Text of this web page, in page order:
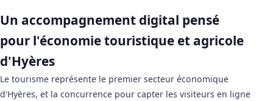
Un accompagnement digital pensé
pour l'économie touristique et agricole
d'Hyères
Le tourisme représente le premier secteur économique
d'Hyères, et la concurrence pour capter les visiteurs en ligne